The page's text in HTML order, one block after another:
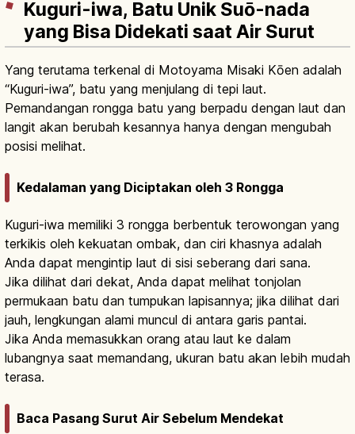
Kuguri-iwa, Batu Unik Suō-nada
yang Bisa Didekati saat Air Surut
Yang terutama terkenal di Motoyama Misaki Kōen adalah
“Kuguri-iwa”, batu yang menjulang di tepi laut.
Pemandangan rongga batu yang berpadu dengan laut dan
langit akan berubah kesannya hanya dengan mengubah
posisi melihat.
Kedalaman yang Diciptakan oleh 3 Rongga
Kuguri-iwa memiliki 3 rongga berbentuk terowongan yang
terkikis oleh kekuatan ombak, dan ciri khasnya adalah
Anda dapat mengintip laut di sisi seberang dari sana.
Jika dilihat dari dekat, Anda dapat melihat tonjolan
permukaan batu dan tumpukan lapisannya; jika dilihat dari
jauh, lengkungan alami muncul di antara garis pantai.
Jika Anda memasukkan orang atau laut ke dalam
lubangnya saat memandang, ukuran batu akan lebih mudah
terasa.
Baca Pasang Surut Air Sebelum Mendekat